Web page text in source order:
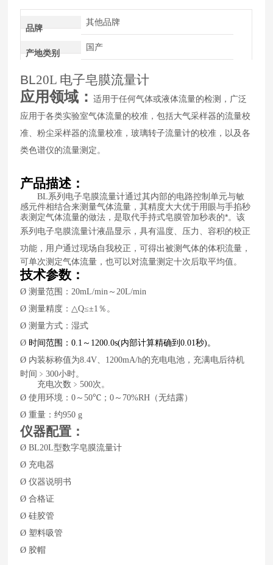
品牌
其他品牌
产地类别
国产
BL 20L 电子皂膜流量计
应用领域：适用于任何气体或液体流量的检测，广泛
应用于各类实验室气体流量的校准，包括大气采样器的流量校
准、粉尘采样器的流量校准，玻璃转子流量计的校准，以及各
类色谱仪的流量测定。
产品描述：
BL系列电子皂膜流量计通过其内部的电路控制单元与敏
感元件相结合来测量气体流量，其精度大大优于用眼与手掐秒
表测定气体流量的做法，是取代手持式皂膜管加秒表的*。该
系列电子皂膜流量计液晶显示，具有温度、压力、容积的校正
功能，用户通过现场自我校正，可得出被测气体的体积流量，
可单次测定气体流量，也可以对流量测定十次后取平均值。
技术参数：
Ø 测量范围： 20mL/min ～ 20L/min
Ø 测量精度： △Q≤±1 ％。
Ø 测量方式：湿式
Ø 时间范围：0.1 ～ 1200.0s(内部计算精确到0.01秒) 。
Ø 内装标称值为8.4V 1200mA/h的充电电池，充满电后待机
时间﹥300小时。
充电次数﹥500次。
Ø 使用环境：0 ～50℃ ；0 ～ 70%RH （无结露）
Ø 重量：约950 g
仪器配置：
Ø BL20L型数字皂膜流量计
Ø 充电器
Ø 仪器说明书
Ø 合格证
Ø 硅胶管
Ø 塑料吸管
Ø 胶帽